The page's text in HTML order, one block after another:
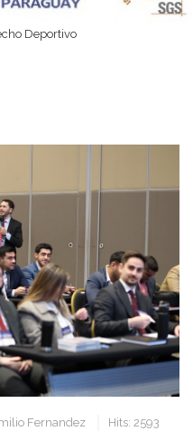
Deportivo
Fernandez Hits: 2593